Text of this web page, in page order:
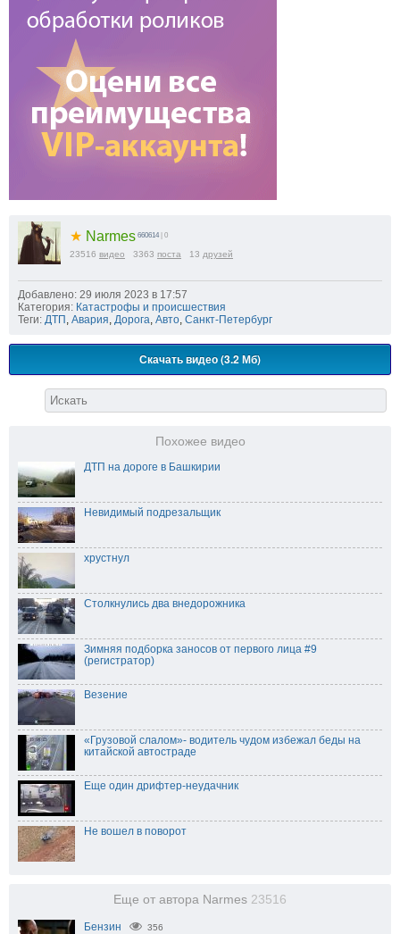
★ Narmes 660614 | 0
23516 видео 3363 поста 13 друзей
Добавлено: 29 июля 2023 в 17:57
Категория: Катастрофы и происшествия
Теги: ДТП Авария Дорога Авто Санкт-Петербург
Скачать видео (3.2 Мб)
Похожее видео
ДТП на дороге в Башкирии
Невидимый подрезальщик
хрустнул
Столкнулись два внедорожника
Зимняя подборка заносов от первого лица #9
(регистратор)
Везение
«Грузовой слалом»- водитель чудом избежал беды на
китайской автостраде
Еще один дрифтер-неудачник
Не вошел в поворот
Еще от автора Narmes 23516
Бензин 356